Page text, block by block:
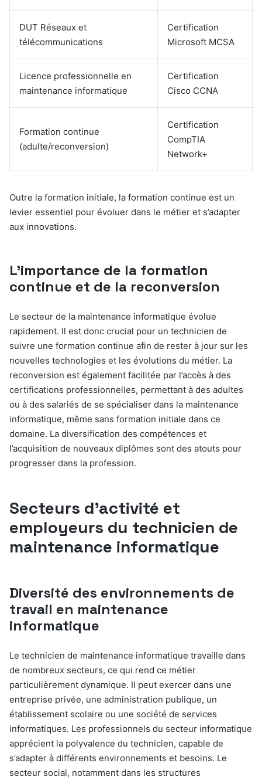
DUT Réseaux et
télécommunications
Certification
Microsoft MCSA
Licence professionnelle en
maintenance informatique
Certification
Cisco CCNA
Formation continue
(adulte/reconversion)
Certification
CompTIA
Network+
Outre la formation initiale, la formation continue est un
levier essentiel pour évoluer dans le métier et s’adapter
aux innovations.
L’importance de la formation
continue et de la reconversion
Le secteur de la maintenance informatique évolue
rapidement. Il est donc crucial pour un technicien de
suivre une formation continue afin de rester à jour sur les
nouvelles technologies et les évolutions du métier. La
reconversion est également facilitée par l’accès à des
certifications professionnelles, permettant à des adultes
ou à des salariés de se spécialiser dans la maintenance
informatique, même sans formation initiale dans ce
domaine. La diversification des compétences et
l’acquisition de nouveaux diplômes sont des atouts pour
progresser dans la profession.
Secteurs d’activité et
employeurs du technicien de
maintenance informatique
Diversité des environnements de
travail en maintenance
informatique
Le technicien de maintenance informatique travaille dans
de nombreux secteurs, ce qui rend ce métier
particulièrement dynamique. Il peut exercer dans une
entreprise privée, une administration publique, un
établissement scolaire ou une société de services
informatiques. Les professionnels du secteur informatique
apprécient la polyvalence du technicien, capable de
s’adapter à différents environnements et besoins. Le
secteur social, notamment dans les structures